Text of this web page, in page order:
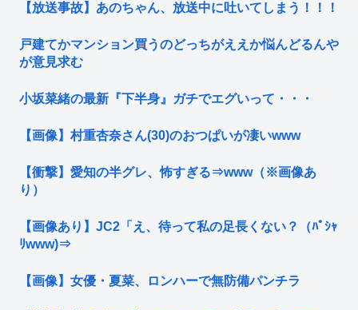
【放送事故】あのちゃん、放送中に吐いてしまう！！！
戸建てかマンション買うのどっちがええか悩んどるんや
が意見求む
小坂菜緒の最新『下半身』ガチでエグいって・・・
【画像】村重杏奈さん(30)のおつぱいが凄いwww
【衝撃】愛知の半グレ、怖すぎる⇒www（※画像あ
り）
【画像あり】JC2「え、待って私の足長くない？（ﾊﾟｼｬ
ﾘwww)⇒
【画像】女優・夏菜、ロンハーで無防備パンチラ